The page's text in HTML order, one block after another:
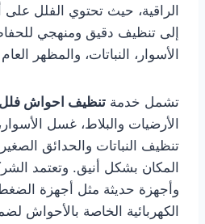
الراقية، حيث تحتوي الفلل
إلى تنظيف دقيق ومنهجي
الأسوار، النباتات، والمظهر
تشمل خدمة تنظيف احواش
الأرضيات والبلاط، غسل الأسوار،
تنظيف النباتات والحدائق
المكان بشكل أنيق. وتعتمد
وأجهزة حديثة مثل أجهزة
الكهربائية الخاصة بالأحواش